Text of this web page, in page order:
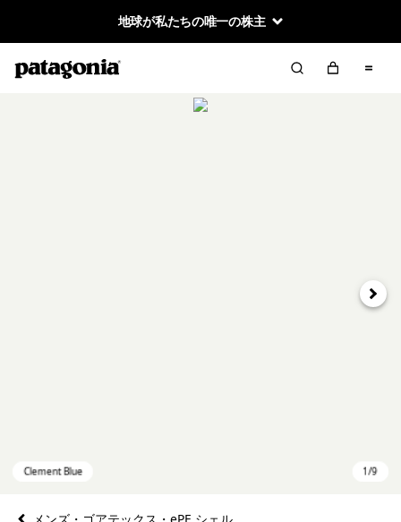
地球が私たちの唯一の株主
次へ